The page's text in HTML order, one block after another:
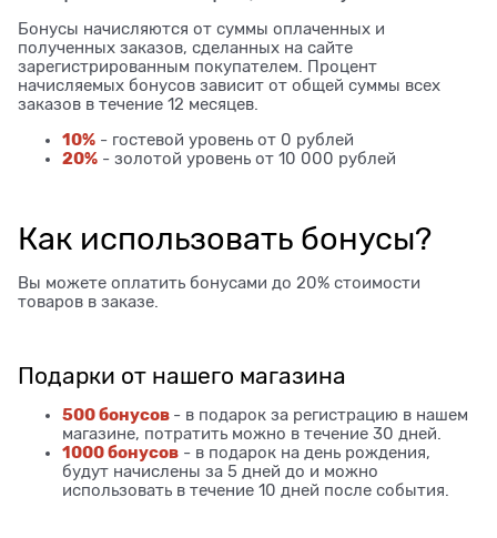
Бонусы начисляются от суммы оплаченных и
полученных заказов, сделанных на сайте
зарегистрированным покупателем. Процент
начисляемых бонусов зависит от общей суммы всех
заказов в течение 12 месяцев.
10% - гостевой уровень от 0 рублей
20% - золотой уровень от 10 000 рублей
Как использовать бонусы?
Вы можете оплатить бонусами до 20% стоимости
товаров в заказе.
Подарки от нашего магазина
500 бонусов - в подарок за регистрацию в нашем
магазине, потратить можно в течение 30 дней.
1000 бонусов - в подарок на день рождения,
будут начислены за 5 дней до и можно
использовать в течение 10 дней после события.